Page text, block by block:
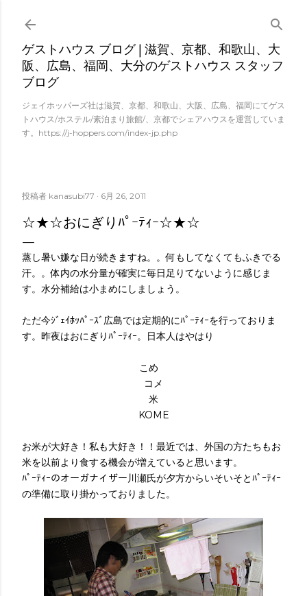
スキップしてメイン コンテンツに移動
ゲストハウス ブログ | 滋賀、京都、和歌山、大
阪、広島、福岡、大分のゲストハウス スタッフ
ブログ
ジェイホッパーズ社は滋賀、京都、和歌山、大阪、広島、福岡にてゲス
トハウス/ホステル/素泊まり旅館/、京都でシェアハウスを運営していま
す。https://j-hoppers.com/index-jp.php
投稿者 kanasubi77 6月 26, 2011
☆★☆おにぎりﾊﾟｰﾃｨｰ☆★☆
蒸し暑い嫌な日が続きますね。。何もしてなくてもふきでる
汗。。体内の水分量が確実に毎日足りてないように感じま
す。水分補給は小まめにしましょう。
ただ今ｼﾞｪｲﾎｯﾊﾟｰｽﾞ広島では定期的にﾊﾟｰﾃｨｰを行っておりま
す。昨夜はおにぎりﾊﾟｰﾃｨｰ。日本人はやはり
こめ
コメ
米
KOME
お米が大好き！私も大好き！！最近では、外国の方たちもお
米を以前より食する機会が増えていると思います。
ﾊﾟｰﾃｨｰのオーガナイザー川瀬氏が夕方からいそいそとﾊﾟｰﾃｨｰ
の準備に取り掛かっておりました。